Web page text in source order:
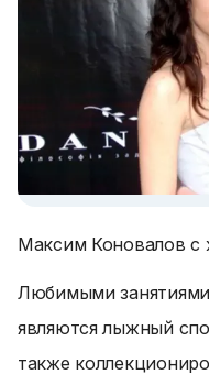
Максим Коновалов с
Любимыми
являются лыжный
также